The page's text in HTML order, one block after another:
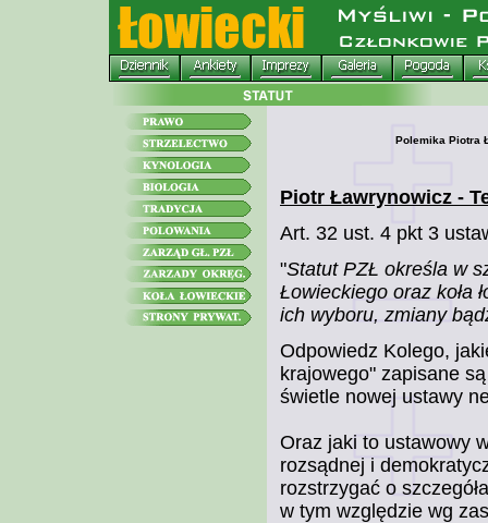
Polemika Piotra
Piotr Ławrynowicz -
Art. 32 ust. 4 pkt 3
"Statut PZŁ określa w
Łowieckiego oraz koła
ich wyboru, zmiany
Odpowiedz Kolego,
krajowego" zapisane
świetle nowej ustawy
Oraz jaki to ustawowy
rozsądnej i
rozstrzygać o
w tym względzie wg